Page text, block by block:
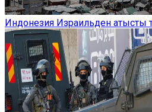
Индонезия Израильден атысты